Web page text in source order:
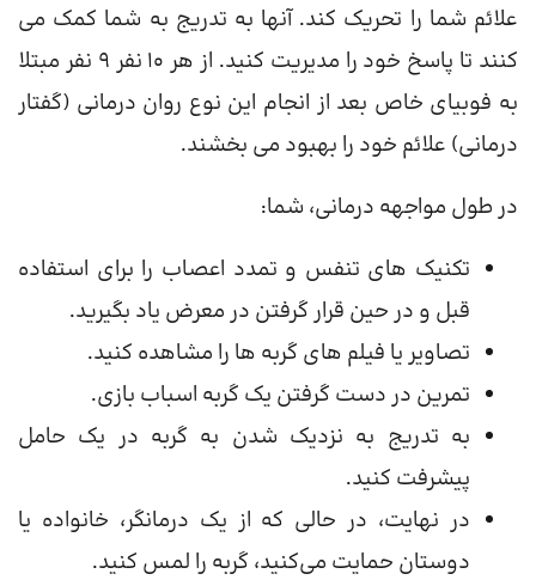
علائم شما را تحریک کند. آنها به تدریج به شما کمک می
کنند تا پاسخ خود را مدیریت کنید. از هر 10 نفر 9 نفر مبتلا
به فوبیای خاص بعد از انجام این نوع روان درمانی (گفتار
درمانی) علائم خود را بهبود می بخشند.
در طول مواجهه درمانی، شما:
تکنیک های تنفس و تمدد اعصاب را برای استفاده
قبل و در حین قرار گرفتن در معرض یاد بگیرید.
تصاویر یا فیلم های گربه ها را مشاهده کنید.
تمرین در دست گرفتن یک گربه اسباب بازی.
به تدریج به نزدیک شدن به گربه در یک حامل
پیشرفت کنید.
در نهایت، در حالی که از یک درمانگر، خانواده یا
دوستان حمایت می‌کنید، گربه را لمس کنید.